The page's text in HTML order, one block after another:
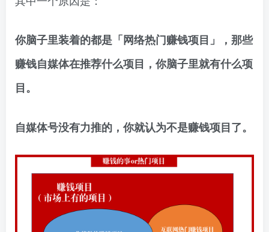
你脑子里装着的都是「网络热门赚钱项目」，那些
赚钱自媒体在推荐什么项目，你脑子里就有什么项
目。
自媒体号没有力推的，你就认为不是赚钱项目了。